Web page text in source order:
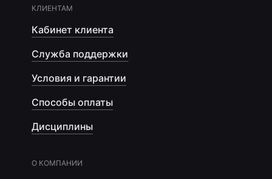
КЛИЕНТАМ
Кабинет клиента
Служба поддержки
Условия и гарантии
Способы оплаты
Дисциплины
О КОМПАНИИ